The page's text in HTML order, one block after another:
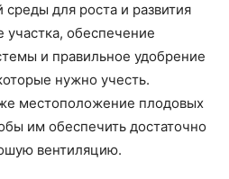
среды для роста и развития
участка, обеспечение
и правильное удобрение
нужно учесть.
местоположение плодовых
им обеспечить достаточно
вентиляцию.